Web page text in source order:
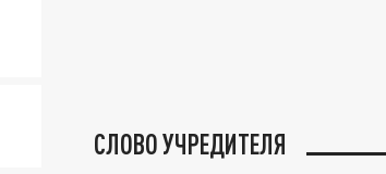
СЛОВО УЧРЕДИТЕЛЯ